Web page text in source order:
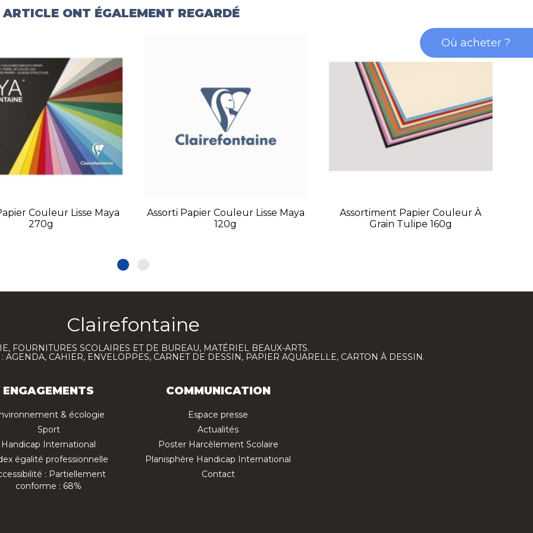
ONT ÉGALEMENT REGARDÉ
Couleur Lisse Maya
270g
Assorti Papier Couleur Lisse Maya
120g
Assortiment Papier Couleur À
Grain Tulipe 160g
Clairefontaine
FOURNITURES SCOLAIRES ET DE BUREAU, MATÉRIEL BEAUX-ARTS.
AGENDA, CAHIER, ENVELOPPES, CARNET DE DESSIN, PAPIER AQUARELLE, CARTON À DESSIN.
ENGAGEMENTS
& écologie
Sport
Handicap International
égalité professionnelle
: Partiellement
conforme : 68%
COMMUNICATION
Espace presse
Actualités
Poster Harcèlement Scolaire
Planisphère Handicap International
Contact
Où acheter ?